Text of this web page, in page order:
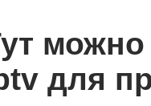
для